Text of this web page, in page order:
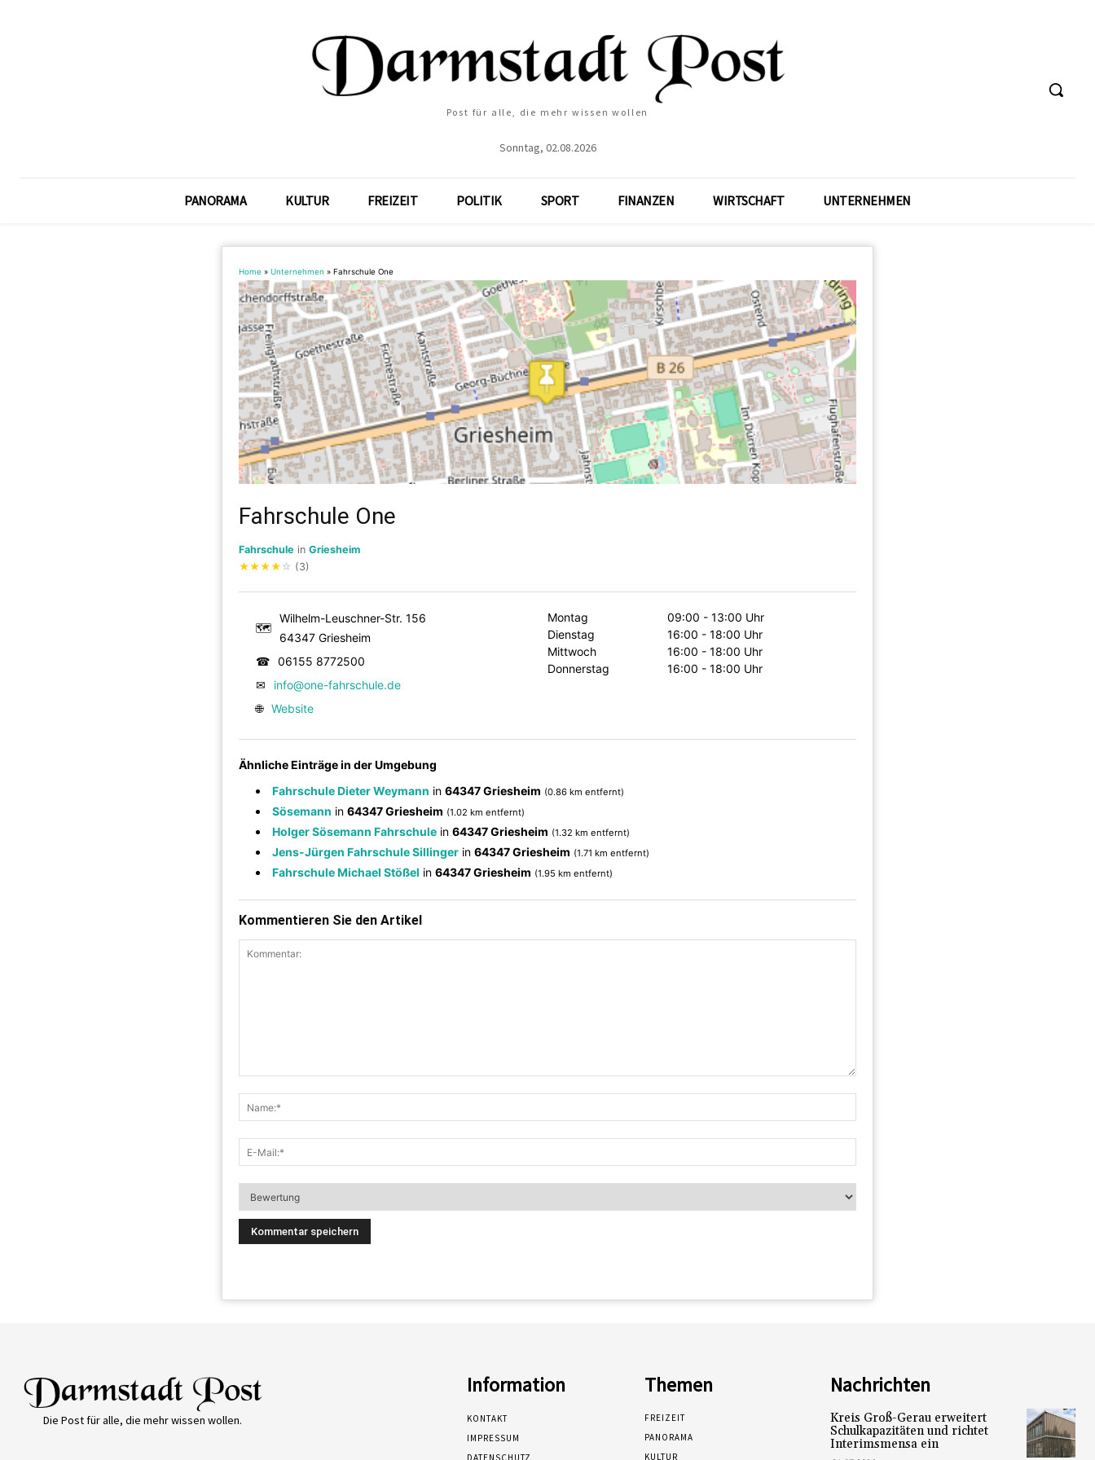
Post für alle, die mehr wissen wollen
Sonntag, 02.08.2026
PANORAMA KULTUR FREIZEIT POLITIK SPORT FINANZEN WIRTSCHAFT UNTERNEHMEN
Home » Unternehmen » Fahrschule One
Fahrschule One
Fahrschule in Griesheim
★★★★ ☆ (3)
🗺
Wilhelm-Leuschner-Str. 156
64347 Griesheim
☎ 06155 8772500
✉
info@one-fahrschule.de
🌐 Website
Montag
09:00 - 13:00 Uhr
Dienstag
16:00 - 18:00 Uhr
Mittwoch
16:00 - 18:00 Uhr
Donnerstag
16:00 - 18:00 Uhr
Ähnliche Einträge in der Umgebung
Fahrschule Dieter Weymann in 64347 Griesheim (0.86 km entfernt)
Sösemann in 64347 Griesheim (1.02 km entfernt)
Holger Sösemann Fahrschule in 64347 Griesheim (1.32 km entfernt)
Jens-Jürgen Fahrschule Sillinger in 64347 Griesheim (1.71 km entfernt)
Fahrschule Michael Stößel in 64347 Griesheim (1.95 km entfernt)
Kommentieren Sie den Artikel
Die Post für alle, die mehr wissen wollen.
Information
KONTAKT
IMPRESSUM
DATENSCHUTZ
Themen
FREIZEIT
PANORAMA
KULTUR
Nachrichten
Kreis Groß-Gerau erweitert
Schulkapazitäten und richtet
Interimsmensa ein